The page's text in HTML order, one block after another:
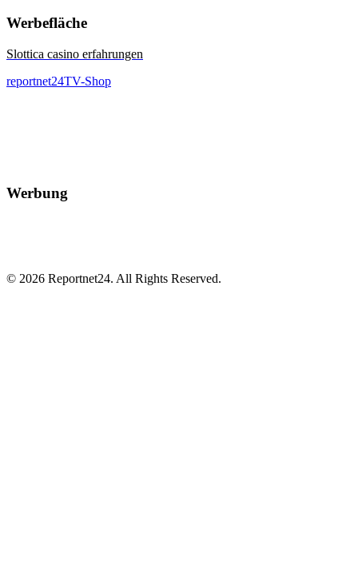
Werbefläche
Slottica casino erfahrungen
reportnet24TV-Shop
Werbung
© 2026 Reportnet24. All Rights Reserved.